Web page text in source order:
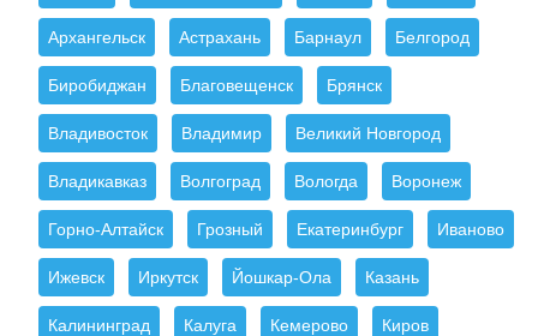
Архангельск Астрахань Барнаул Белгород
Биробиджан Благовещенск Брянск
Владивосток Владимир Великий Новгород
Владикавказ Волгоград Вологда Воронеж
Горно-Алтайск Грозный Екатеринбург Иваново
Ижевск Иркутск Йошкар-Ола Казань
Калининград Калуга Кемерово Киров